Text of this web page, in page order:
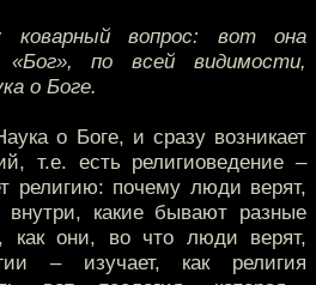
вопрос: вот она
по всей видимости,
о Боге.
о Боге, и сразу возникает
т.е. есть религиоведение –
религию: почему люди верят,
внутри, какие бывают разные
как они, во что люди верят,
– изучает, как религия